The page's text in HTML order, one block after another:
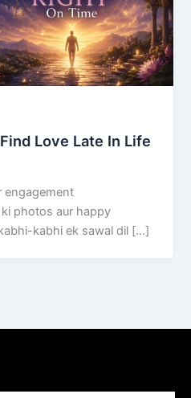
Love Late In Life
engagement
photos aur happy
kabhi ek sawal dil […]